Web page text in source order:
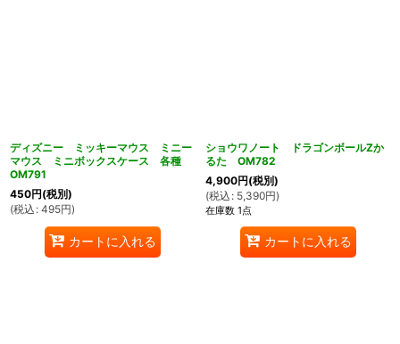
ディズニー ミッキーマウス ミニー
マウス ミニボックスケース 各種
OM791
450円(税別)
(税込 : 495円)
カートに入れる
ショウワノート ドラゴンボールZか
るた OM782
4,900円(税別)
(税込 : 5,390円)
在庫数 1点
カートに入れる